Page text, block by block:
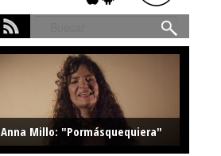
Buscar
Anna Millo: "Pormásquequiera"